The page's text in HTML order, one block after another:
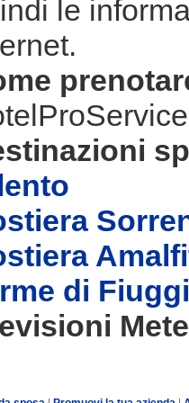
le
di Fiuggi